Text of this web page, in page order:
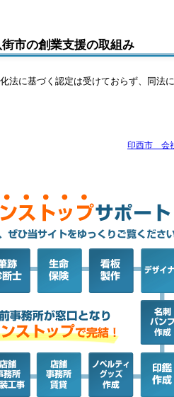
市の創業支援の取組み
法に基づく認定は受けておらず、同法
印西市 会